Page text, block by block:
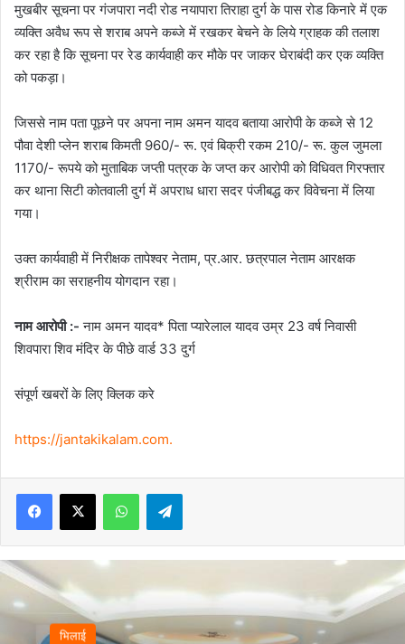
मुखबीर सूचना पर गंजपारा नदी रोड नयापारा तिराहा दुर्ग के पास रोड किनारे में एक
व्यक्ति अवैध रूप से शराब अपने कब्जे में रखकर बेचने के लिये ग्राहक की तलाश
कर रहा है कि सूचना पर रेड कार्यवाही कर मौके पर जाकर घेराबंदी कर एक व्यक्ति
को पकड़ा।
जिससे नाम पता पूछने पर अपना नाम अमन यादव बताया आरोपी के कब्जे से 12
पौवा देशी प्लेन शराब किमती 960/- रू. एवं बिक्री रकम 210/- रू. कुल जुमला
1170/- रूपये को मुताबिक जप्ती पत्रक के जप्त कर आरोपी को विधिवत गिरफ्तार
कर थाना सिटी कोतवाली दुर्ग में अपराध धारा सदर पंजीबद्ध कर विवेचना में लिया
गया।
उक्त कार्यवाही में निरीक्षक तापेश्वर नेताम, प्र.आर. छत्रपाल नेताम आरक्षक
श्रीराम का सराहनीय योगदान रहा।
नाम आरोपी :- नाम अमन यादव* पिता प्यारेलाल यादव उम्र 23 वर्ष निवासी
शिवपारा शिव मंदिर के पीछे वार्ड 33 दुर्ग
संपूर्ण खबरों के लिए क्लिक करे
https://jantakikalam.com.
Facebook
X WhatsAppTelegram
भिलाई